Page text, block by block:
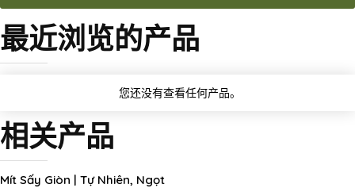
最近浏览的产品
您还没有查看任何产品。
相关产品
Mít Sấy Giòn | Tự Nhiên, Ngọt